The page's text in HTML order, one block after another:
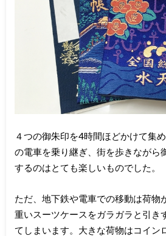
４つの御朱印を4時間ほどかけて集
の電車を乗り継ぎ、街を歩きながら
するのはとても楽しいものでした。
ただ、地下鉄や電車での移動は荷物
重いスーツケースをガラガラと引き
てしまいます。大きな荷物はコイン